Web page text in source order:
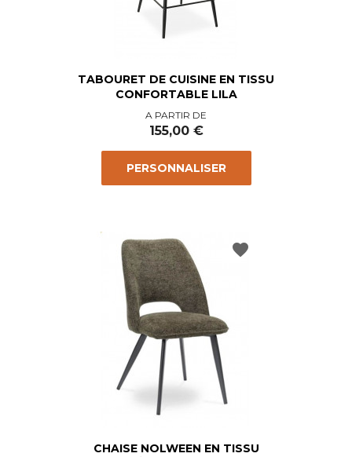
TABOURET DE CUISINE EN TISSU
CONFORTABLE LILA
Prix
A PARTIR DE
155,00 €
PERSONNALISER
CHAISE NOLWEEN EN TISSU
favorite